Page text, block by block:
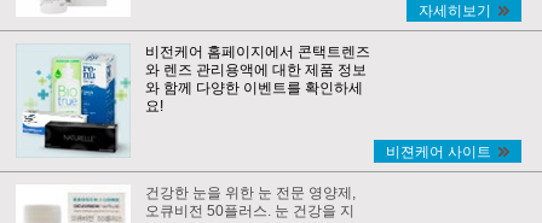
자세히보기
비전케어 홈페이지에서 콘택트렌즈
와 렌즈 관리용액에 대한 제품 정보
와 함께 다양한 이벤트를 확인하세
요!
비젼케어 사이트
건강한 눈을 위한 눈 전문 영양제,
오큐비전 50플러스. 눈 건강을 지